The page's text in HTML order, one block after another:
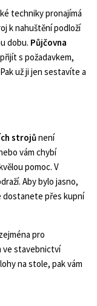
techniky pronajímá
k nahuštění podloží
dobu. Půjčovna
s požadavkem,
už ji jen sestavíte a
strojůnení
vám chybí
pomoc. V
Aby bylo jasno,
dostanete přes kupní
pro
ve stavebnictví
na stole, pak vám